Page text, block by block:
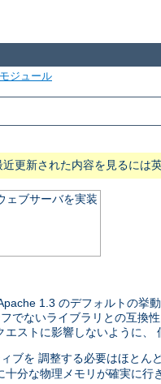
モジュール
更新された内容を見るには
ェブサーバを実装
1.3 のデフォルトの挙
でないライブラリとの互換
ストに影響しないように、
ブを 調整する必要はほとん
分な物理メモリが確実に行